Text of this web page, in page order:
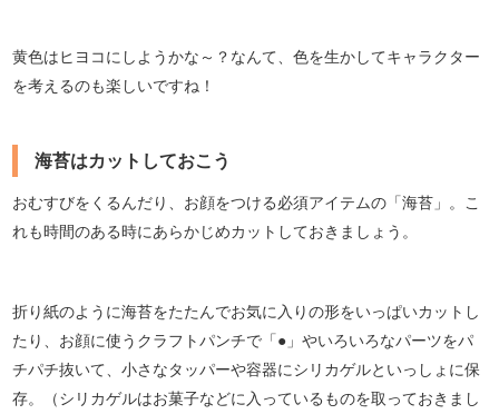
黄色はヒヨコにしようかな～？なんて、色を生かしてキャラクター
を考えるのも楽しいですね！
海苔はカットしておこう
おむすびをくるんだり、お顔をつける必須アイテムの「海苔」。こ
れも時間のある時にあらかじめカットしておきましょう。
折り紙のように海苔をたたんでお気に入りの形をいっぱいカットし
たり、お顔に使うクラフトパンチで「●」やいろいろなパーツをパ
チパチ抜いて、小さなタッパーや容器にシリカゲルといっしょに保
存。（シリカゲルはお菓子などに入っているものを取っておきまし